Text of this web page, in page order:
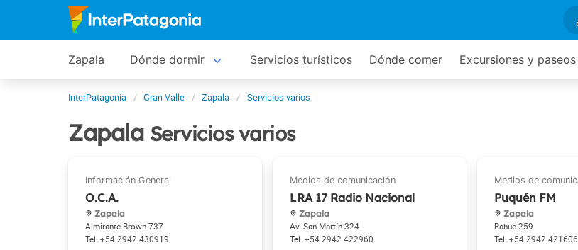
Zapala Dónde dormir Servicios turísticos Dónde comer Excursiones y paseos
InterPatagonia Gran Valle Zapala Servicios varios
Zapala Servicios varios
O.C.A.
Zapala
Almirante Brown 737
+54 2942 430919
LRA 17 Radio Nacional
Zapala
Av. San Martín 324
+54 2942 422960
Puquén FM
Zapala
Rahue 259
+54 2942 421606